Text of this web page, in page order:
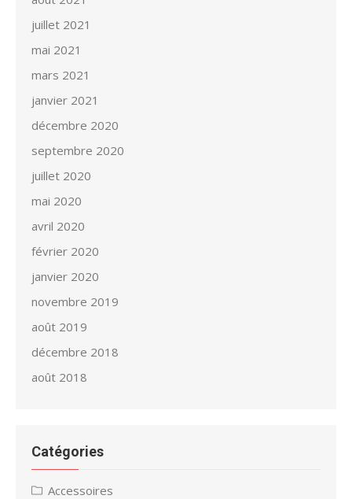
juillet 2021
mai 2021
mars 2021
janvier 2021
décembre 2020
septembre 2020
juillet 2020
mai 2020
avril 2020
février 2020
janvier 2020
novembre 2019
août 2019
décembre 2018
août 2018
Catégories
Accessoires